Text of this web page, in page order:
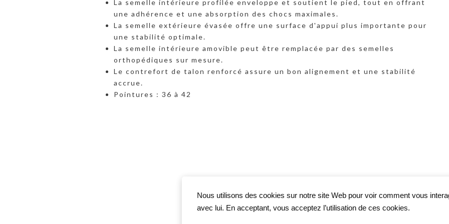
La semelle intérieure profilée enveloppe et soutient le pied, tout en offrant
une adhérence et une absorption des chocs maximales.
La semelle extérieure évasée offre une surface d'appui plus importante pour
une stabilité optimale.
La semelle intérieure amovible peut être remplacée par des semelles
orthopédiques sur mesure.
Le contrefort de talon renforcé assure un bon alignement et une stabilité
accrue.
Pointures : 36 à 42
Nous utilisons des cookies sur notre site Web pour voir comment vous
avec lui. En acceptant, vous acceptez l’utilisation de ces cookies.